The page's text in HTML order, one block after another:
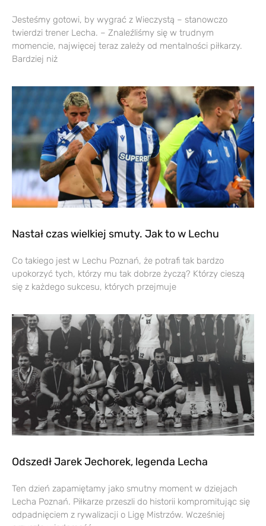
Jesteśmy gotowi, by wygrać z Wieczystą – stanowczo
twierdzi trener Lecha. – Znaleźliśmy się w trudnym
momencie, najwięcej teraz zależy od mentalności piłkarzy.
Bardziej niż
Nastał czas wielkiej smuty. Jak to w Lechu
Co takiego jest w Lechu Poznań, że potrafi tak bardzo
upokorzyć tych, którzy mu tak dobrze życzą? Którzy cieszą
się z każdego sukcesu, których przejmuje
Odszedł Jarek Jechorek, legenda Lecha
Ten dzień zapamiętamy jako smutny moment w dziejach
Lecha Poznań. Piłkarze przeszli do historii kompromitując się
odpadnięciem z rywalizacji o Ligę Mistrzów. Wcześniej